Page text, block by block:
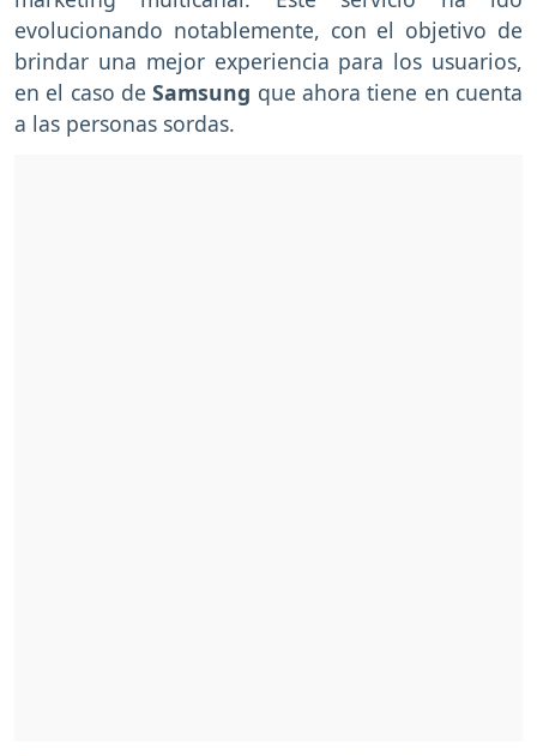
evolucionando notablemente, con el objetivo de
brindar una mejor experiencia para los usuarios,
en el caso deSamsung que ahora tiene en cuenta
a las personas sordas.